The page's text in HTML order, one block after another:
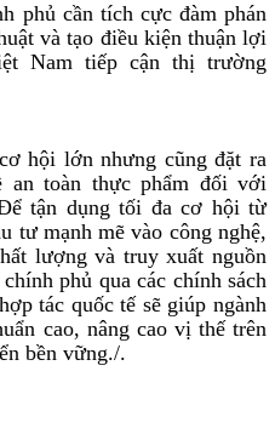
phủ cần tích cực đàm phán
và tạo điều kiện thuận lợi
Nam tiếp cận thị trường
hội lớn nhưng cũng đặt ra
an toàn thực phẩm đối với
tận dụng tối đa cơ hội từ
tư mạnh mẽ vào công nghệ,
lượng và truy xuất nguồn
phủ qua các chính sách
tác quốc tế sẽ giúp ngành
cao, nâng cao vị thế trên
bền vững./.